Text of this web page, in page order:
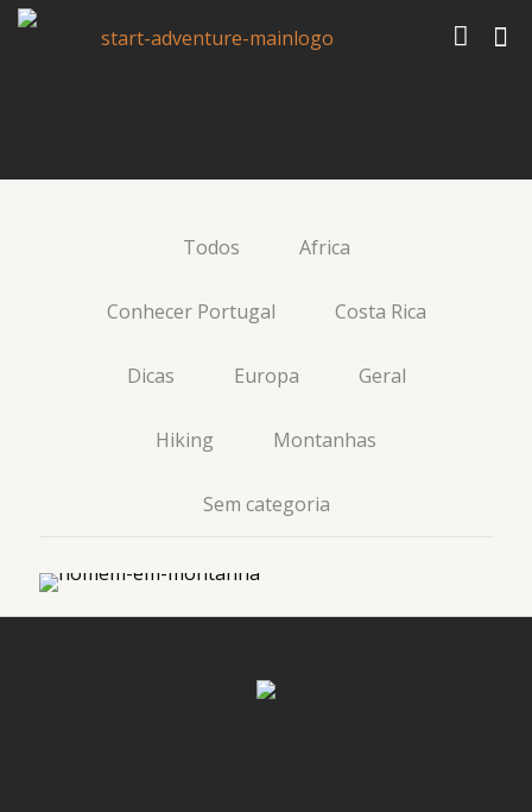
Todos Africa
Conhecer Portugal Costa Rica
Dicas Europa Geral
Hiking Montanhas
Sem categoria
As melhores montanhas